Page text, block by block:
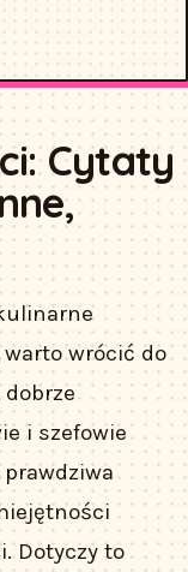
Cytaty
wrócić do
i szefowie
Dotyczy to